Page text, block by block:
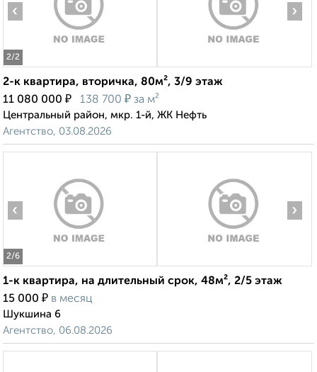
2/2
‹ ›
2-к квартира, вторичка, 80м², 3/9 этаж
11 080 000 ₽ 138 700 ₽ за м²
Центральный район, мкр. 1-й, ЖК Нефть
Агентство, 03.08.2026
2/6
‹ ›
1-к квартира, на длительный срок, 48м², 2/5 этаж
15 000 ₽ в месяц
Шукшина 6
Агентство, 06.08.2026